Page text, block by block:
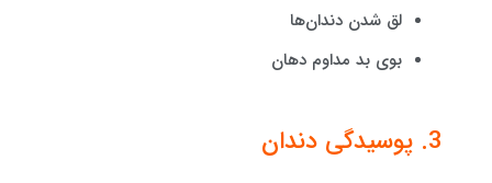
لق شدن دندان‌ها
بوی بد مداوم دهان
3. پوسیدگی دندان